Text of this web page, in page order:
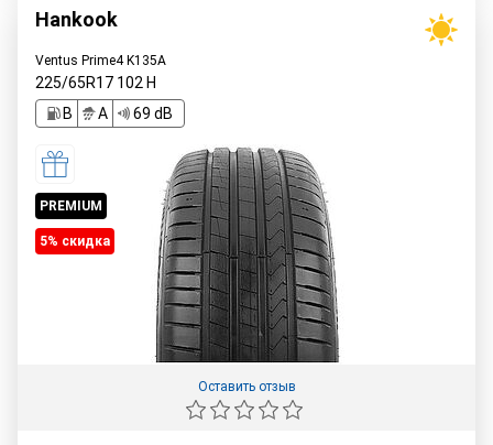
Hankook
Ventus Prime4 K135A
225/65R17 102 H
B
A 69 dB
PREMIUM
5% cкидка
Оставить отзыв